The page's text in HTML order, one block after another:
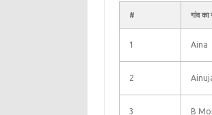
# गांव का
1 Aina
2
3 B